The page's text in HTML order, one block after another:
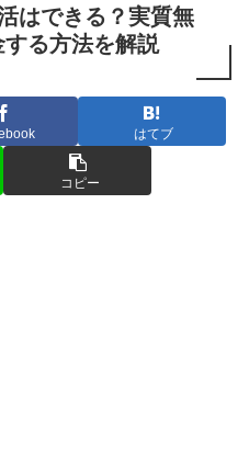
はできる？実質無
る方法を解説
はてブ
コピー